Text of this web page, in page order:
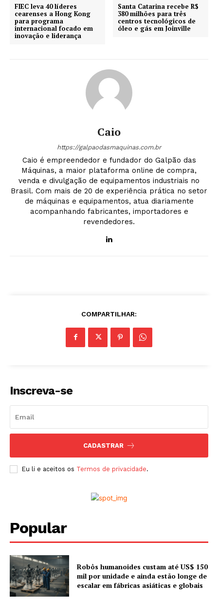
FIEC leva 40 líderes
cearenses a Hong Kong
para programa
internacional focado em
inovação e liderança
Santa Catarina recebe R$
380 milhões para três
centros tecnológicos de
óleo e gás em Joinville
Caio
https://galpaodasmaquinas.com.br
Caio é empreendedor e fundador do Galpão das
Máquinas, a maior plataforma online de compra,
venda e divulgação de equipamentos industriais no
Brasil. Com mais de 20 de experiência prática no setor
de máquinas e equipamentos, atua diariamente
acompanhando fabricantes, importadores e
revendedores.
COMPARTILHAR:
Inscreva-se
CADASTRAR
Eu li e aceitos os Termos de privacidade.
Popular
Robôs humanoides custam até US$ 150
mil por unidade e ainda estão longe de
escalar em fábricas asiáticas e globais